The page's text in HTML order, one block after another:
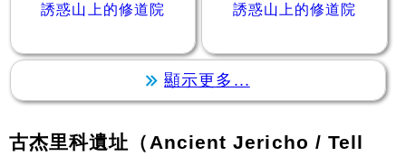
誘惑山上的修道院 誘惑山上的修道院
顯示更多...
古杰里科遺址（Ancient Jericho / Tell